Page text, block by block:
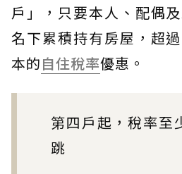
戶」，只要本人、配偶
名下累積持有房屋，超
本的自住稅率優惠。
第四戶起，稅率至
跳